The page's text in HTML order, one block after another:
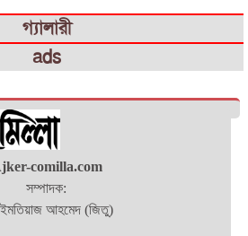
গ্যালারী
ads
comilla.com
সম্পাদক:
আহমেদ (জিতু)